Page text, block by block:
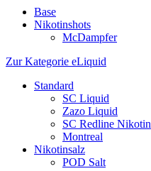
Base
Nikotinshots
McDampfer
Zur Kategorie eLiquid
Standard
SC Liquid
Zazo Liquid
SC Redline Nikotin
Montreal
Nikotinsalz
POD Salt